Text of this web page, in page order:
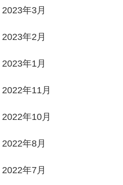
2023年3月
2023年2月
2023年1月
2022年11月
2022年10月
2022年8月
2022年7月